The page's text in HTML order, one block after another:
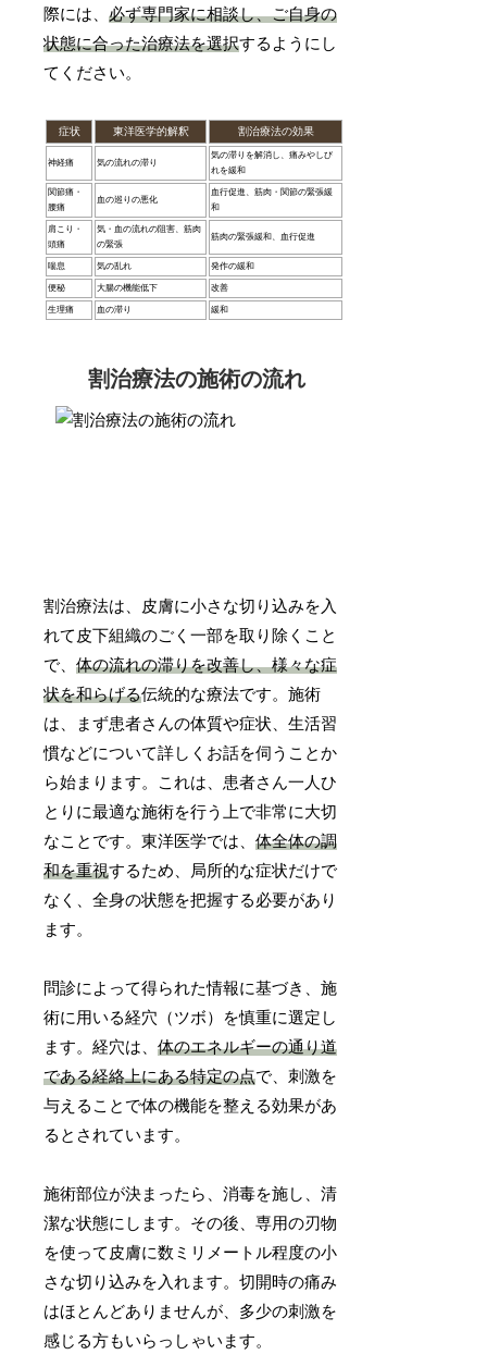
際には、必ず専門家に相談し、ご自身の
状態に合った治療法を選択するようにし
てください。
症状 東洋医学的解釈 割治療法の効果
神経痛 気の流れの滞り
気の滞りを解消し、痛みやしび
れを緩和
関節痛・
腰痛
血の巡りの悪化
血行促進、筋肉・関節の緊張緩
和
肩こり・
頭痛
気・血の流れの阻害、筋肉
の緊張
筋肉の緊張緩和、血行促進
喘息 気の乱れ 発作の緩和
便秘 大腸の機能低下 改善
生理痛 血の滞り 緩和
割治療法の施術の流れ
割治療法は、皮膚に小さな切り込みを入
れて皮下組織のごく一部を取り除くこと
で、体の流れの滞りを改善し、様々な症
状を和らげる伝統的な療法です。施術
は、まず患者さんの体質や症状、生活習
慣などについて詳しくお話を伺うことか
ら始まります。これは、患者さん一人ひ
とりに最適な施術を行う上で非常に大切
なことです。東洋医学では、体全体の調
和を重視するため、局所的な症状だけで
なく、全身の状態を把握する必要があり
ます。
問診によって得られた情報に基づき、施
術に用いる経穴（ツボ）を慎重に選定し
ます。経穴は、体のエネルギーの通り道
である経絡上にある特定の点で、刺激を
与えることで体の機能を整える効果があ
るとされています。
施術部位が決まったら、消毒を施し、清
潔な状態にします。その後、専用の刃物
を使って皮膚に数ミリメートル程度の小
さな切り込みを入れます。切開時の痛み
はほとんどありませんが、多少の刺激を
感じる方もいらっしゃいます。